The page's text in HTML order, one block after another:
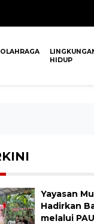
OLAHRAGA
HIDUP
Yayasan
Hadirkan
melalui